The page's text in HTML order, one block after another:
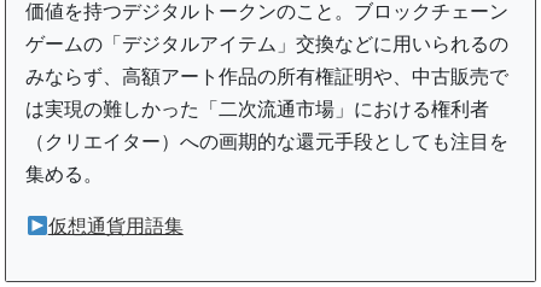
価値を持つデジタルトークンのこと。ブロックチェーン
ゲームの「デジタルアイテム」交換などに用いられるの
みならず、高額アート作品の所有権証明や、中古販売で
は実現の難しかった「二次流通市場」における権利者
（クリエイター）への画期的な還元手段としても注目を
集める。
仮想通貨用語集